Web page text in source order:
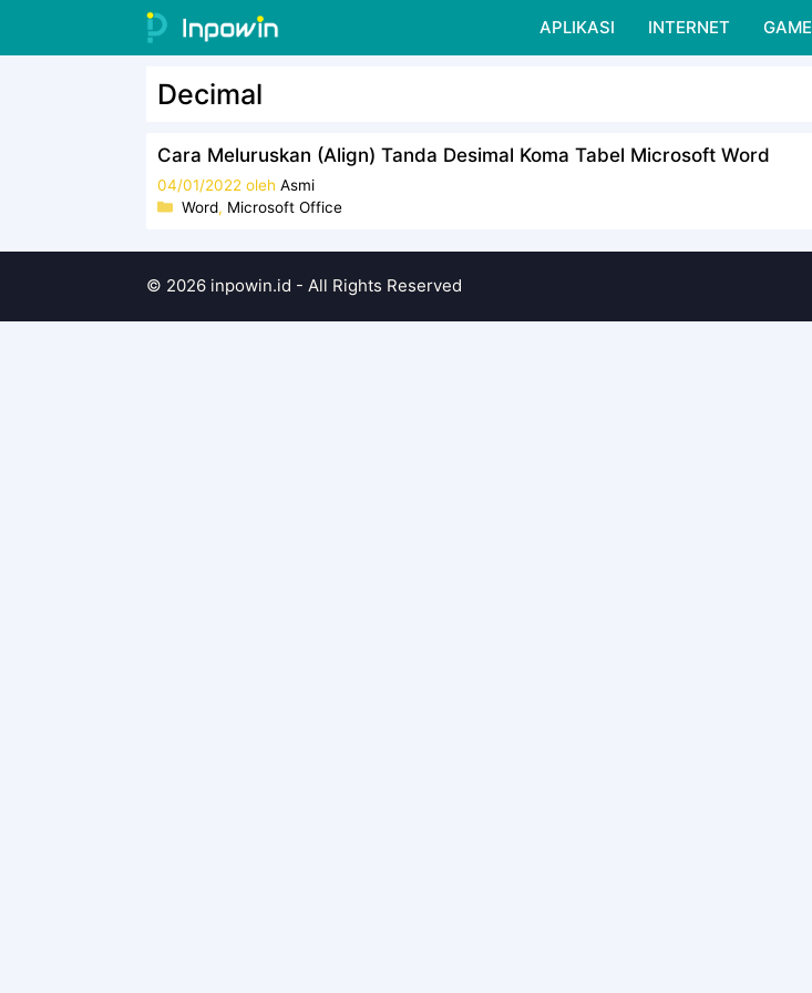
APLIKASI INTERNET GAME
Decimal
Cara Meluruskan (Align) Tanda Desimal Koma Tabel Microsoft Word
04/01/2022 oleh Asmi
Kategori
Word, Microsoft Office
© 2026 inpowin.id - All Rights Reserved